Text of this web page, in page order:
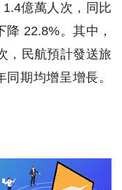
億萬人次，同比
22.8%。其中，
，民航預計發送旅
期均增呈增長。